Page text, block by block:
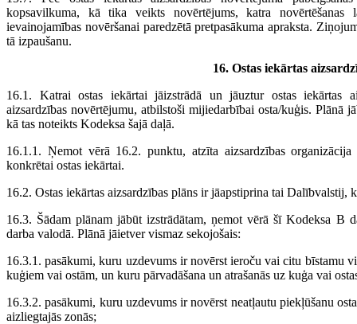
kopsavilkuma, kā tika veikts novērtējums, katra novērtēšanas
ievainojamības novēršanai paredzētā pretpasākuma apraksta.
tā izpaušanu.
16. Ostas iekārtas
16.1. Katrai ostas iekārtai jāizstrādā un jāuztur ostas iekārtas
aizsardzības novērtējumu, atbilstoši mijiedarbībai osta/kuģis. Plānā
kā tas noteikts Kodeksa šajā daļā.
16.1.1. Ņemot vērā 16.2. punktu, atzīta aizsardzības
konkrētai ostas iekārtai.
16.2. Ostas iekārtas aizsardzības plāns ir jāapstiprina tai Dalībvalstij,
16.3. Šādam plānam jābūt izstrādātam, ņemot vērā šī Kodeksa B
darba valodā. Plānā jāietver vismaz sekojošais:
16.3.1. pasākumi, kuru uzdevums ir novērst ieroču vai citu bīstamu
kuģiem vai ostām, un kuru pārvadāšana un atrašanās uz kuģa vai
16.3.2. pasākumi, kuru uzdevums ir novērst neatļautu piekļūšanu
aizliegtajās zonās;